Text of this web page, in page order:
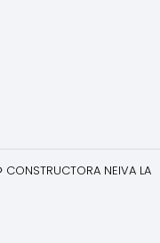
CONSTRUCTORA NEIVA LA